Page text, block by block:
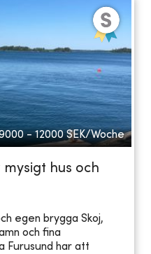
- 12000 SEK/Woche
hus och
egen brygga Skoj,
och fina
Furusund har att